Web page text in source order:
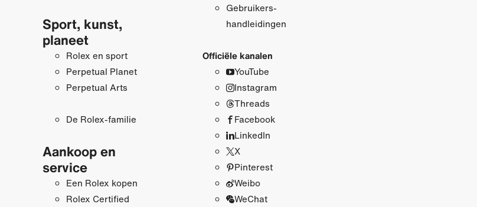
Sport, kunst,
planeet
Rolex en sport
Perpetual Planet
Perpetual Arts
De Rolex-familie
Aankoop en
service
Een Rolex kopen
Rolex Certified
Gebruikers­
handleidingen
Officiële kanalen
YouTube
Instagram
Threads
Facebook
LinkedIn
X
Pinterest
Weibo
WeChat